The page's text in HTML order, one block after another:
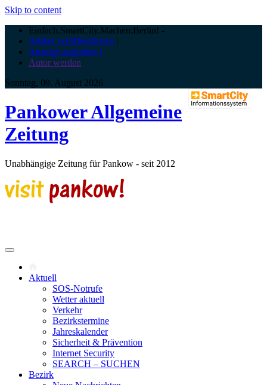
Skip to content
Einfach.SmartCity.Machen:Berlin! -
Artikel veröffentlichen |
Anzeige aufgeben |
Autor werden
Sonntag, 09. August 2026
Pankower Allgemeine
Zeitung
Unabhängige Zeitung für Pankow - seit 2012
Aktuell
SOS-Notrufe
Wetter aktuell
Verkehr
Bezirkstermine
Jahreskalender
Sicherheit & Prävention
Internet Security
SEARCH – SUCHEN
Bezirk